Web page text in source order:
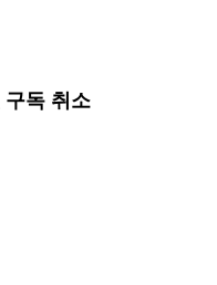
구독 취소